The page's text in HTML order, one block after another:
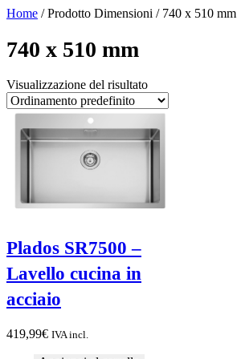
Home / Prodotto Dimensioni / 740 x 510 mm
740 x 510 mm
Visualizzazione del risultato
Plados SR7500 –
Lavello cucina in
acciaio
419,99€ IVA incl.